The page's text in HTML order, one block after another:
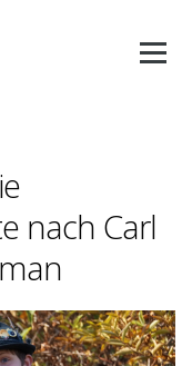
nach Carl